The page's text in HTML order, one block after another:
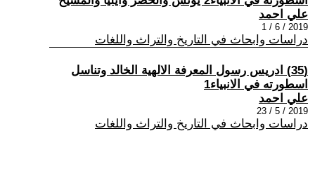
علي احمد
2019 / 6 / 1
دراسات وابحاث في التاريخ والتراث واللغات
(35) ادريس رسول المعرفة الالهية الخالد وتناسل
اسطورته في الانبياء1
علي احمد
2019 / 5 / 23
دراسات وابحاث في التاريخ والتراث واللغات